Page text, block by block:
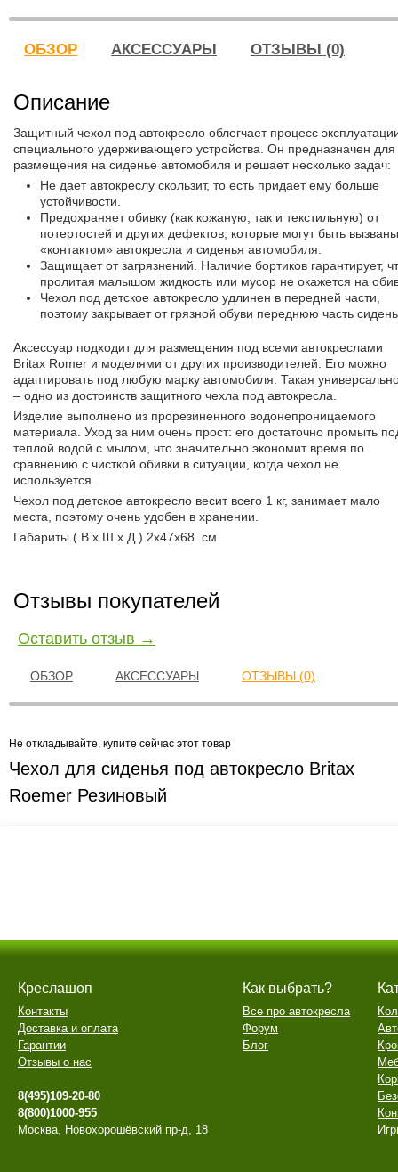
ОБЗОР АКСЕССУАРЫ ОТЗЫВЫ (0)
Описание
Защитный чехол под автокресло облегчает процесс
специального удерживающего устройства. Он предназначен для
размещения на сиденье автомобиля и решает несколько задач:
Не дает автокреслу скользит, то есть придает ему больше
устойчивости.
Предохраняет обивку (как кожаную, так и текстильную) от
потертостей и других дефектов, которые могут быть вызваны
«контактом» автокресла и сиденья автомобиля.
Защищает от загрязнений. Наличие бортиков гарантирует,
пролитая малышом жидкость или мусор не окажется на
Чехол под детское автокресло удлинен в передней части,
поэтому закрывает от грязной обуви переднюю часть
Аксессуар подходит для размещения под всеми автокреслами
Britax Romer и моделями от других производителей. Его можно
адаптировать под любую марку автомобиля. Такая
– одно из достоинств защитного чехла под автокресла.
Изделие выполнено из прорезиненного водонепроницаемого
материала. Уход за ним очень прост: его достаточно промыть
теплой водой с мылом, что значительно экономит время по
сравнению с чисткой обивки в ситуации, когда чехол не
используется.
Чехол под детское автокресло весит всего 1 кг, занимает мало
места, поэтому очень удобен в хранении.
Габариты ( В х Ш х Д ) 2х47х68 см
Отзывы покупателей
Оставить отзыв →
ОБЗОР АКСЕССУАРЫ ОТЗЫВЫ (0)
Не откладывайте, купите сейчас этот товар
Чехол для сиденья под автокресло Britax
Roemer Резиновый
Креслашоп
Контакты
Доставка и оплата
Гарантии
Отзывы о нас
8(495)109-20-80
8(800)1000-955
Москва, Новохорошёвский пр-д, 18
Как выбрать?
Все про автокресла
Форум
Блог